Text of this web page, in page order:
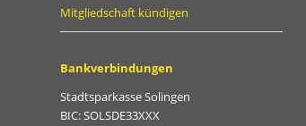
Mitgliedschaft kündigen
Bankverbindungen
Stadtsparkasse Solingen
BIC: SOLSDE33XXX